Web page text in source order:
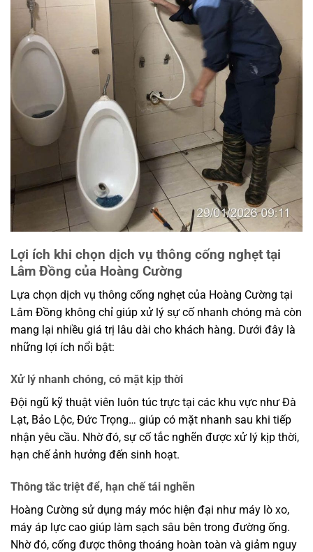
Lợi ích khi chọn dịch vụ thông cống nghẹt tại
Lâm Đồng của Hoàng Cường
Lựa chọn dịch vụ thông cống nghẹt của Hoàng Cường tại
Lâm Đồng không chỉ giúp xử lý sự cố nhanh chóng mà còn
mang lại nhiều giá trị lâu dài cho khách hàng. Dưới đây là
những lợi ích nổi bật:
Xử lý nhanh chóng, có mặt kịp thời
Đội ngũ kỹ thuật viên luôn túc trực tại các khu vực như Đà
Lạt, Bảo Lộc, Đức Trọng… giúp có mặt nhanh sau khi tiếp
nhận yêu cầu. Nhờ đó, sự cố tắc nghẽn được xử lý kịp thời,
hạn chế ảnh hưởng đến sinh hoạt.
Thông tắc triệt để, hạn chế tái nghẽn
Hoàng Cường sử dụng máy móc hiện đại như máy lò xo,
máy áp lực cao giúp làm sạch sâu bên trong đường ống.
Nhờ đó, cống được thông thoáng hoàn toàn và giảm nguy